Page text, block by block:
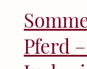
Pferd